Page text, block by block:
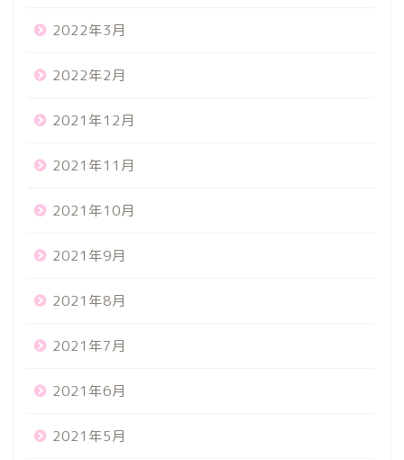
2022年3月
2022年2月
2021年12月
2021年11月
2021年10月
2021年9月
2021年8月
2021年7月
2021年6月
2021年5月